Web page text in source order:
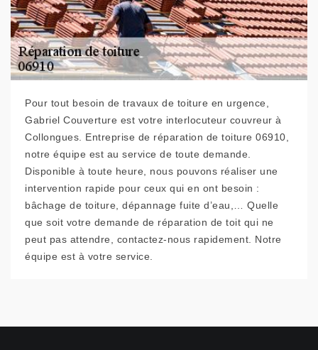
Pour tout besoin de travaux de toiture en urgence,
Gabriel Couverture est votre interlocuteur couvreur à
Collongues. Entreprise de réparation de toiture 06910,
notre équipe est au service de toute demande.
Disponible à toute heure, nous pouvons réaliser une
intervention rapide pour ceux qui en ont besoin :
bâchage de toiture, dépannage fuite d’eau,… Quelle
que soit votre demande de réparation de toit qui ne
peut pas attendre, contactez-nous rapidement. Notre
équipe est à votre service.